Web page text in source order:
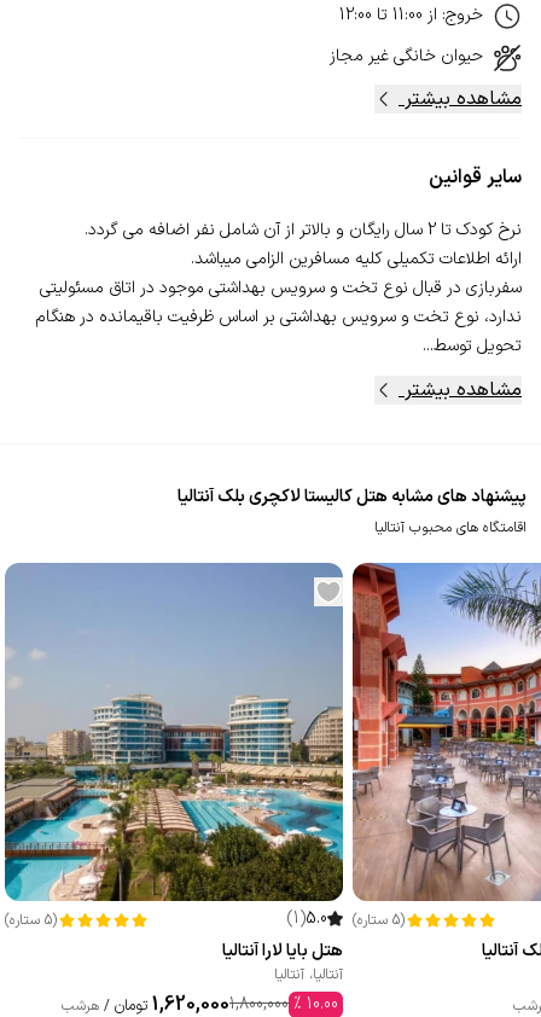
خروج: از 11:00 تا 12:00
حیوان خانگیغیر مجاز
مشاهده بیشتر
سایر قوانین
سفربازی در قبال نوع تخت و سرویس بهداشتی موجود در اتاق مسئولیتی
ندارد، نوع تخت و سرویس بهداشتی بر اساس ظرفیت باقیمانده در هنگام
تحویل توسط...
مشاهده بیشتر
پیشنهاد های مشابه هتل کالیستا لاکچری بلک آنتالیا
اقامتگاه های محبوب آنتالیا
(
5 ستاره)
5.0
(
1
)
(
5 ستاره)
هتل بایا لارا آنتالیا
آنتالیا، آنتالیا
10.00
%
1,800,000
1,620,000 تومان / هرشب